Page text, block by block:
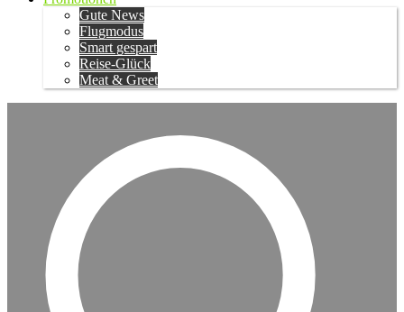
Gute News
Flugmodus
Smart gespart
Reise-Glück
Meat & Greet